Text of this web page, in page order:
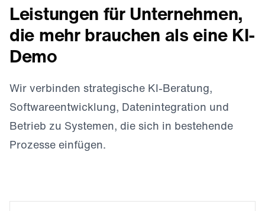
Leistungen für Unternehmen,
die mehr brauchen als eine KI-
Demo
Wir verbinden strategische KI-Beratung,
Softwareentwicklung, Datenintegration und
Betrieb zu Systemen, die sich in bestehende
Prozesse einfügen.